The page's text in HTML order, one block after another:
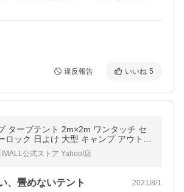
違反報告 いいね 5
タープテント 2m×2m ワンタッチ セ
ロック 日よけ 大型 キャンプ アウトド
てんと 日除け イベント UVカット 一
公式ストア Yahoo!店
、畳めないテント 2021/8/1